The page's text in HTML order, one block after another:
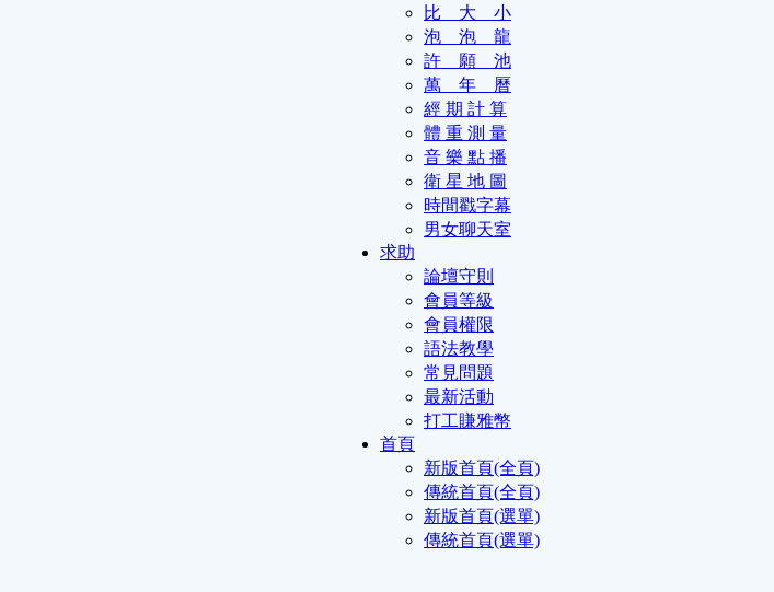
比 大 小
泡 泡 龍
許 願 池
萬 年 曆
經 期 計 算
體 重 測 量
音 樂 點 播
衛 星 地 圖
時間戳字幕
男女聊天室
求助
論壇守則
會員等級
會員權限
語法教學
常見問題
最新活動
打工賺雅幣
首頁
新版首頁(全頁)
傳統首頁(全頁)
新版首頁(選單)
傳統首頁(選單)